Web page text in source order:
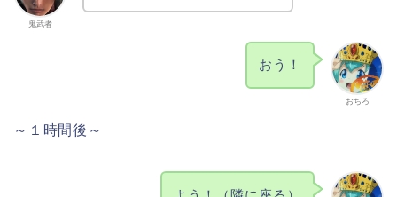
鬼武者
おちろ
おう！
～１時間後～